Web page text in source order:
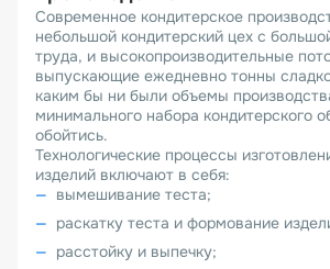
Современное кондитерское
небольшой кондитерский цех с
труда, и высокопроизводительные
выпускающие ежедневно тонны
каким бы ни были объемы
минимального набора кондитерского
обойтись.
Технологические процессы
изделий включают в себя:
вымешивание теста;
раскатку теста и формование
расстойку и выпечку;